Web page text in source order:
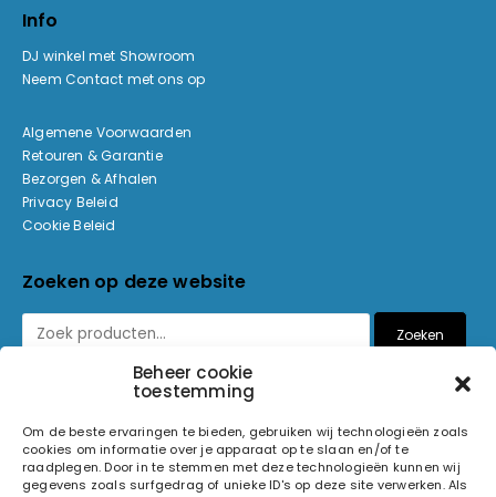
Beheer cookie
toestemming
Om de beste ervaringen te bieden, gebruiken wij technologieën zoals
cookies om informatie over je apparaat op te slaan en/of te
raadplegen. Door in te stemmen met deze technologieën kunnen wij
gegevens zoals surfgedrag of unieke ID's op deze site verwerken. Als
Info
DJ winkel met Showroom
Neem Contact met ons op
Algemene Voorwaarden
Retouren & Garantie
Bezorgen & Afhalen
Privacy Beleid
Cookie Beleid
Zoeken op deze website
Zoeken